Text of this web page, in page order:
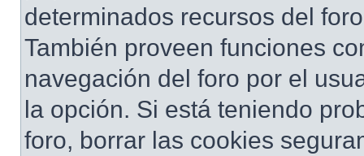
determinados recursos del
También proveen funciones
navegación del foro por el
la opción. Si está teniendo
foro, borrar las cookies